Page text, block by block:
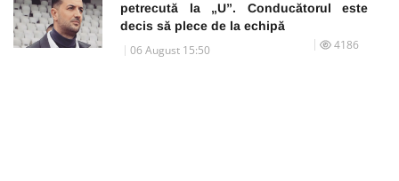
petrecută la „U”. Conducătorul este
decis să plece de la echipă
06 August 15:50 4186